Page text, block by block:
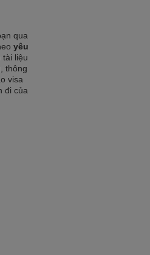
qua
yêu
tài liệu
thông
visa
đi của